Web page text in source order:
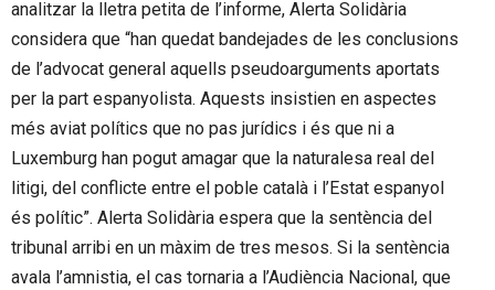
analitzar la lletra petita de l’informe, Alerta Solidària
considera que “han quedat bandejades de les conclusions
de l’advocat general aquells pseudoarguments aportats
per la part espanyolista. Aquests insistien en aspectes
més aviat polítics que no pas jurídics i és que ni a
Luxemburg han pogut amagar que la naturalesa real del
litigi, del conflicte entre el poble català i l’Estat espanyol
és polític”. Alerta Solidària espera que la sentència del
tribunal arribi en un màxim de tres mesos. Si la sentència
avala l’amnistia, el cas tornaria a l’Audiència Nacional, que